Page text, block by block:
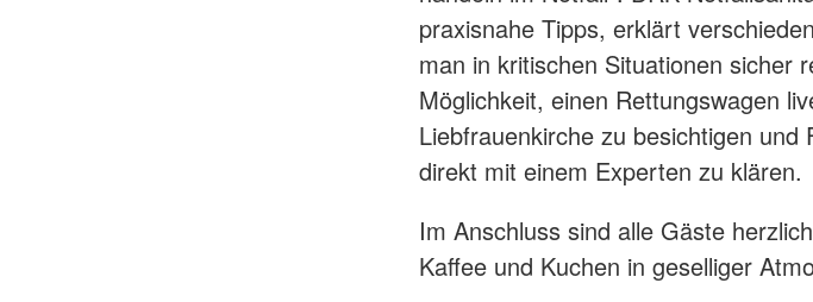
praxisnahe Tipps, erklärt
man in kritischen Situationen sicher
Möglichkeit, einen Rettungswagen
Liebfrauenkirche zu besichtigen
direkt mit einem Experten zu klären.
Im Anschluss sind alle Gäste
Kaffee und Kuchen in geselliger